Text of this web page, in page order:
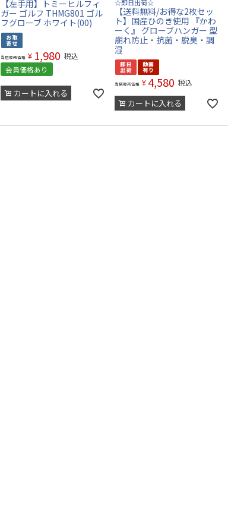
【左手用】トミーヒルフィ
ガー ゴルフ THMG801 ゴル
フグローブ ホワイト(00)
当店販売価格 ¥ 1,980 税込
会員価格あり
カートに入れる
☆即日出荷☆
【送料無料/お得な2枚セッ
ト】国産ひのき使用 『かわ
ーく』 グローブハンガー 型
崩れ防止・抗菌・脱臭・調
湿
当店販売価格 ¥ 4,580 税込
カートに入れる